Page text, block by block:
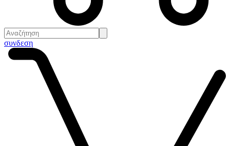
συνδεση